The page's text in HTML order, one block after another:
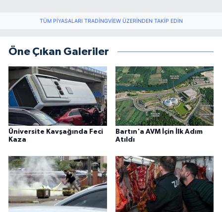
TÜM PIYASALARI TRADINGVIEW ÜZERINDEN TAKIP EDIN
Öne Çıkan Galeriler
Üniversite Kavşağında Feci
Kaza
Bartın'a AVM İçin İlk Adım
Atıldı